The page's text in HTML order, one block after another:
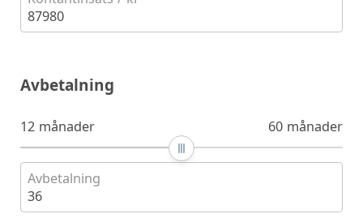
87980
Avbetalning
12 månader 60 månader
Avbetalning
36